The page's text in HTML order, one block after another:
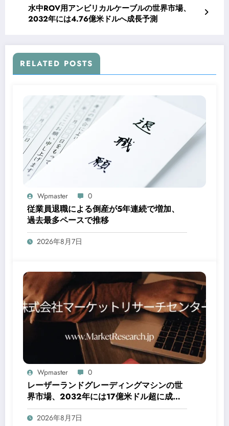
水中ROV用アンビリカルケーブルの世界市場、
2032年には4.76億米ドルへ成長予測
RELATED POSTS
Wpmaster 0
従業員退職による倒産が5年連続で増加、
過去最多ペースで推移
2026年8月7日
Wpmaster 0
レーザーランドグレーディングマシンの世
界市場、2032年には17億米ドル超に成長
予測～自動化・高精度化が進む建設・農業
DXの未来～
2026年8月7日